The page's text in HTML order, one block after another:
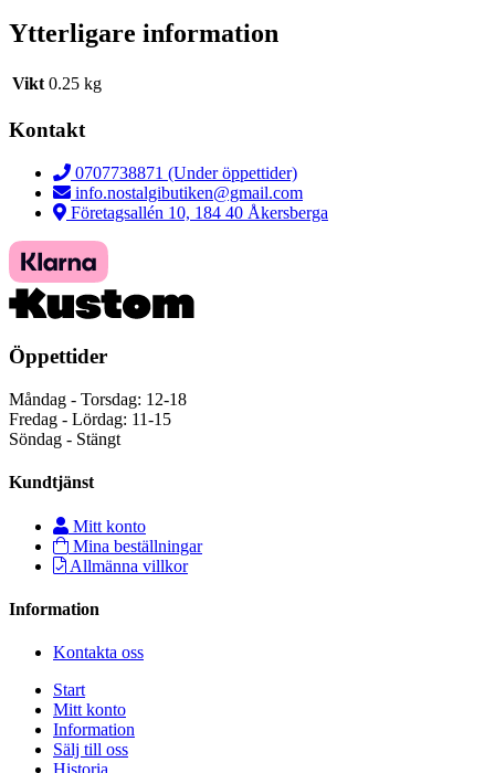
Ytterligare information
Vikt 0.25 kg
Kontakt
0707738871 (Under öppettider)
info.nostalgibutiken@gmail.com
Företagsallén 10, 184 40 Åkersberga
Öppettider
Måndag - Torsdag: 12-18
Fredag - Lördag: 11-15
Söndag - Stängt
Kundtjänst
Mitt konto
Mina beställningar
Allmänna villkor
Information
Kontakta oss
Start
Mitt konto
Information
Sälj till oss